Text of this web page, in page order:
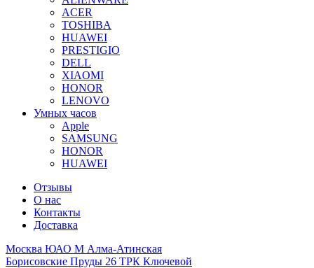
ACER
TOSHIBA
HUAWEI
PRESTIGIO
DELL
XIAOMI
HONOR
LENOVO
Умных часов
Apple
SAMSUNG
HONOR
HUAWEI
Отзывы
О нас
Контакты
Доставка
Москва ЮАО М Алма-Атинская
Борисовские Пруды 26 ТРК Ключевой